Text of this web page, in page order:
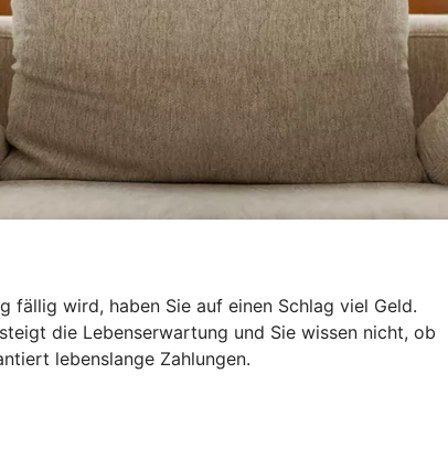
fällig wird, haben Sie auf einen Schlag viel Geld.
die Lebenserwartung und Sie wissen nicht, ob
lebenslange Zahlungen.